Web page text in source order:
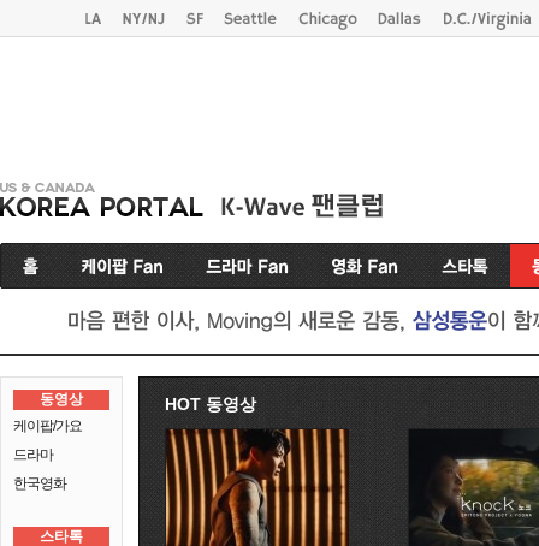
동영상
케이팝/가요
드라마
한국영화
스타톡
HOT 동영상